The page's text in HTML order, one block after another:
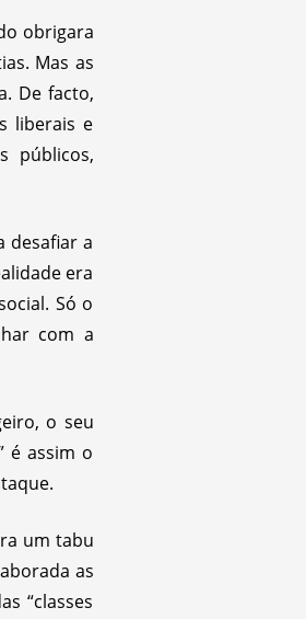
obrigara
Mas as
De facto,
liberais e
públicos,
desafiar a
era
Só o
com a
o seu
é assim o
um tabu
as
“classes